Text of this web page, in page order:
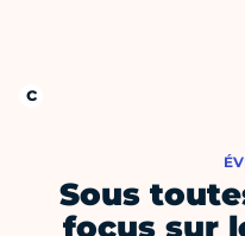
Sous
focus sur